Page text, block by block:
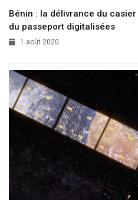
Bénin : la délivrance du
du passeport digitalisées
1 août 2020